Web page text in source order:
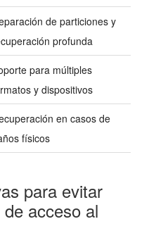
de particiones y
profunda
para múltiples
y dispositivos
en casos de
físicos
para evitar
acceso al